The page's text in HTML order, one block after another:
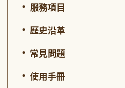
服務項目
歷史沿革
常見問題
使用手冊